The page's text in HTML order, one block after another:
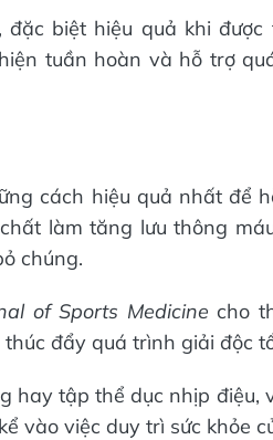
biệt hiệu quả khi
tuần hoàn và hỗ trợ
cách hiệu quả nhất để
làm tăng lưu thông
chúng.
of Sports Medicine cho
đẩy quá trình giải độc
hay tập thể dục nhịp điệu,
vào việc duy trì sức khỏe